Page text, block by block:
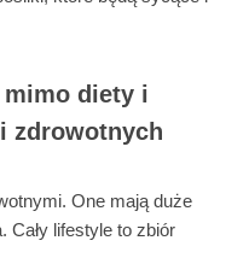
mimo diety i
zdrowotnych
One mają duże
Cały lifestyle to zbiór